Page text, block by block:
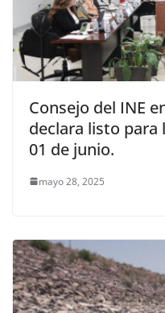
Consejo del INE
declara listo para
01 de junio.
mayo 28, 2025